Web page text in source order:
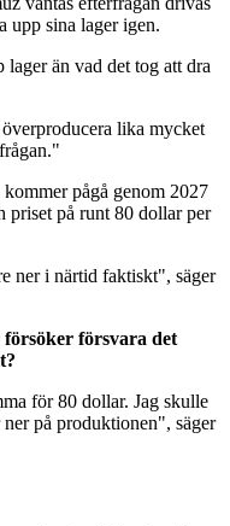
upp sina lager igen.
än vad det tog att dra
lika mycket
pågå genom 2027
priset på runt 80 dollar per
ner i närtid faktiskt", säger
försvara det
för 80 dollar. Jag skulle
på produktionen", säger